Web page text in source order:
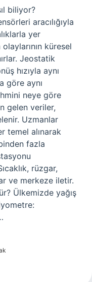
biliyor?
aracılığıyla
yer
küresel
Jeostatik
hızıyla aynı
göre aynı
neye göre
gelen veriler,
Uzmanlar
temel alınarak
fazla
rüzgar,
ve merkeze iletir.
Ülkemizde yağış